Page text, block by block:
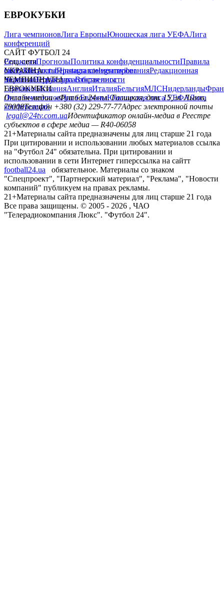
ЕВРОКУБКИ
Лига чемпионовЛига ЕвропыЮношеская лига УЕФАЛига
конференций
САЙТ ФУТБОЛ 24
РедакцияПрогнозыПолитика конфиденциальностиПравила
сайтуКонтактыПравила комментированияРедакционная
политикаСтруктура собственности
Соц. сети
facebookxyoutubeinstagramtelegramviber
УКРАИНА
УкраинаПервая лигаВторая лига
ЧЕМПИОНАТЫ
ГерманияИспанияАнглияИталияБельгияМЛСНидерланды
ЕВРОКУБКИ
Лига чемпионовЛига ЕвропыЮношеская лига УЕФАЛига
конференций
Онлайн-медиа «Футбол 24»пл. Галицкая, дом. 15, м. Львов,
79008Телефон +380 (32) 229-77-77Адрес электронной почты
legal@24tv.com.uaИдентификатор онлайн-медиа в Реестре
субъектов в сфере медиа — R40-06058
21+Материалы сайта предназначены для лиц старше 21 года
При цитировании и использовании любых материалов ссылка
на "Футбол 24" обязательна. При цитировании и
использовании в сети Интернет гиперссылка на сайтт
football24.ua
обязательное. Материалы со знаком
"Спецпроект", "Партнерский материал", "Реклама", "Новости
компаний" публикуем на правах рекламы.
21+Материалы сайта предназначены для лиц старше 21 года
Все права защищены. © 2005 - 2026 , ЧАО
"Телерадиокомпания Люкс". "Футбол 24".